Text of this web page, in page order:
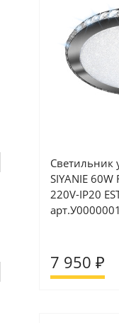
Светильник
SIYANIE 60W
220V-IP20
7 950 ₽